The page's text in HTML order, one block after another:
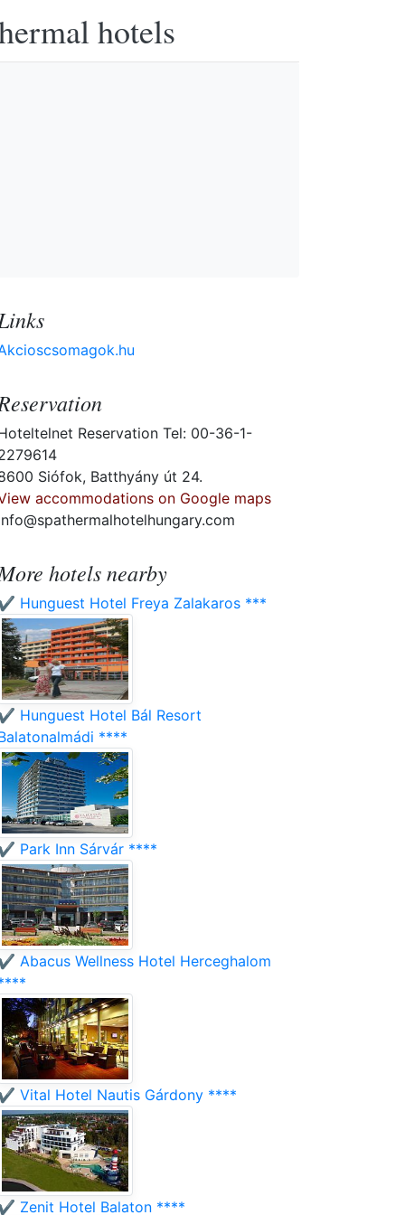
hotels
Reservation Tel: 00-36-1-
Siófok, Batthyány út 24.
accommodations on Google maps
hotels nearby
Hunguest Hotel Freya Zalakaros ***
Hunguest Hotel Bál Resort
****
Park Inn Sárvár ****
Abacus Wellness Hotel Herceghalom
Vital Hotel Nautis Gárdony ****
Zenit Hotel Balaton ****